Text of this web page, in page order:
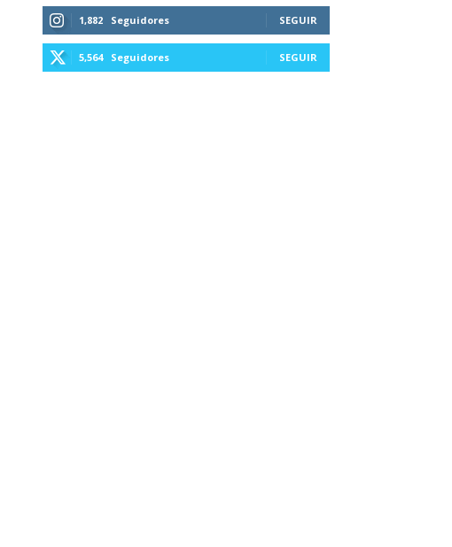
1,882 Seguidores SEGUIR
5,564 Seguidores SEGUIR